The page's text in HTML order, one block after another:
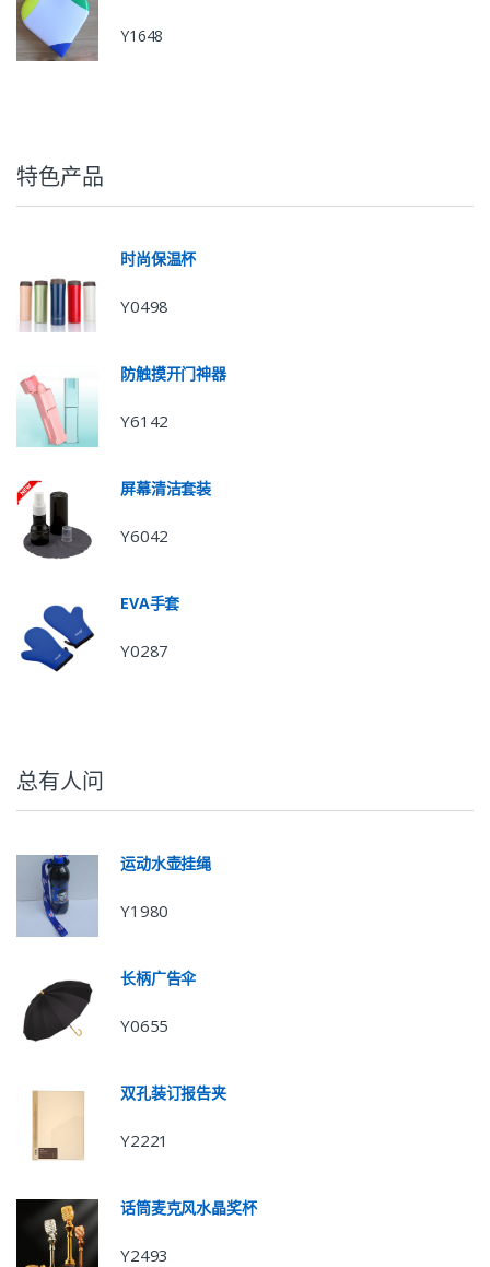
Y1648
特色产品
时尚保温杯
Y0498
防触摸开门神器
Y6142
屏幕清洁套装
Y6042
EVA手套
Y0287
总有人问
运动水壶挂绳
Y1980
长柄广告伞
Y0655
双孔装订报告夹
Y2221
话筒麦克风水晶奖杯
Y2493